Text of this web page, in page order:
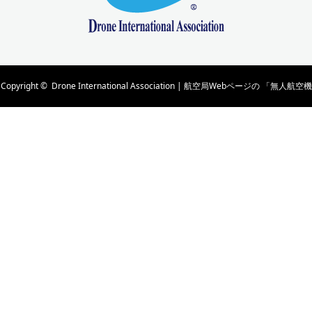
Copyright © Drone International Association | 航空局Webページの 「無人航空機